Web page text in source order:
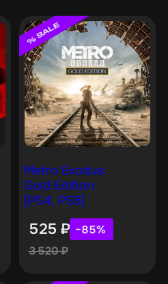
Metro Exodus:
Gold Edition
[PS4, PS5]
525 ₽ −85%
3 520₽